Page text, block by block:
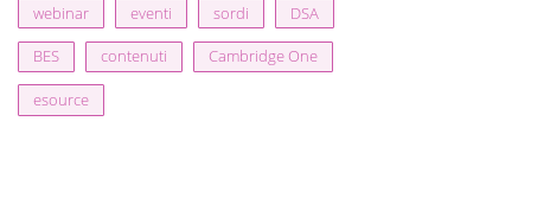
webinar eventi sordi DSA
BES contenuti Cambridge One
esource